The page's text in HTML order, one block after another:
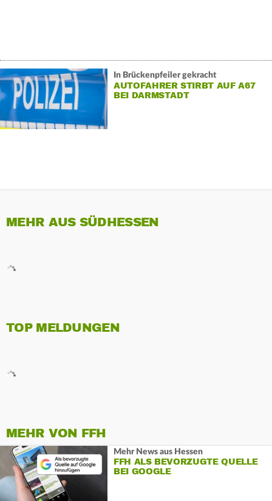
In Brückenpfeiler gekracht
AUTOFAHRER STIRBT AUF A67
BEI DARMSTADT
MEHR AUS SÜDHESSEN
TOP MELDUNGEN
MEHR VON FFH
Mehr News aus Hessen
FFH ALS BEVORZUGTE QUELLE
BEI GOOGLE